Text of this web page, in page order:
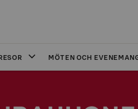
MÖTEN OCH